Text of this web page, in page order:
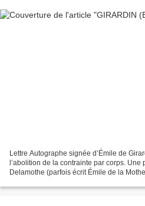
Lettre Autographe signée d’Émile de
l’abolition de la contrainte par corps.
Delamothe (parfois écrit Émile de la